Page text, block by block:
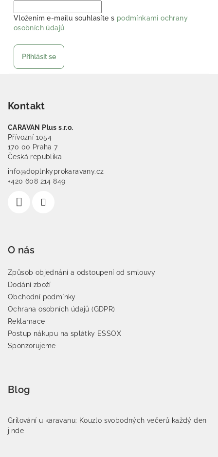
Vložením e-mailu souhlasíte s podmínkami ochrany
osobních údajů
Přihlásit se
Kontakt
CARAVAN Plus s.r.o.
Přívozní 1054
170 00 Praha 7
Česká republika
info@doplnkyprokaravany.cz
+420 608 214 849
O nás
Způsob objednání a odstoupení od smlouvy
Dodání zboží
Obchodní podmínky
Ochrana osobních údajů (GDPR)
Reklamace
Postup nákupu na splátky ESSOX
Sponzorujeme
Blog
Grilování u karavanu: Kouzlo svobodných večerů každý den
jinde